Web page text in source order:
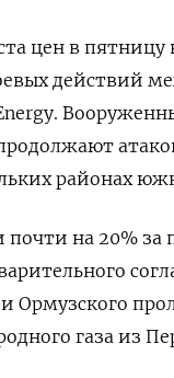
‌цен в пятницу
действий
районах
почти на 20%
Ормузского
газа ​из